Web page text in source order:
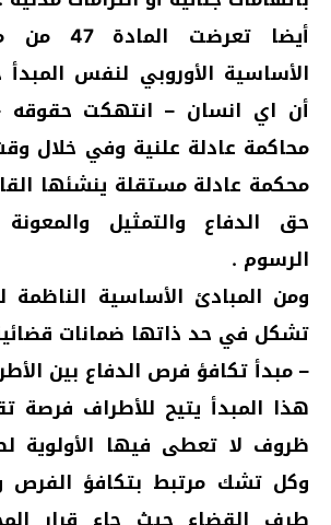
أيضا
الأساسية الأوروبي لنفس
أن اي انسان – انتهكت
محاكمة عادلة علنية وفي خلال
محكمة عادلة مستقلة ينشئها
حق الدفاع والتمثيل
الرسوم .
ومن المبادئ الأساسية الناظمة
تشكل في حد ذاتها ضمانات
– مبدأ تكافؤ فرص الدفاع بين
هذا المبدأ يتيح للأطراف فرصة
ظروف لا تعطى فيها الأولوية
وكل تشك مرتبط بتكافؤ